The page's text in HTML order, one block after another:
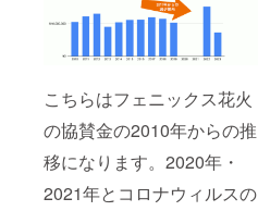
こちらはフェニックス花火
の協賛金の2010年からの推
移になります。2020年・
2021年とコロナウィルスの